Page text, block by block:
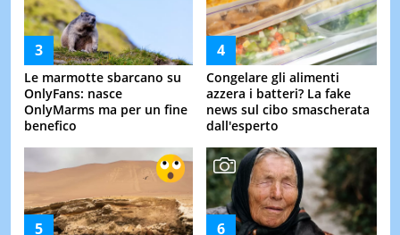
Le marmotte sbarcano su
OnlyFans: nasce
OnlyMarms ma per un fine
benefico
Congelare gli alimenti
azzera i batteri? La fake
news sul cibo smascherata
dall'esperto